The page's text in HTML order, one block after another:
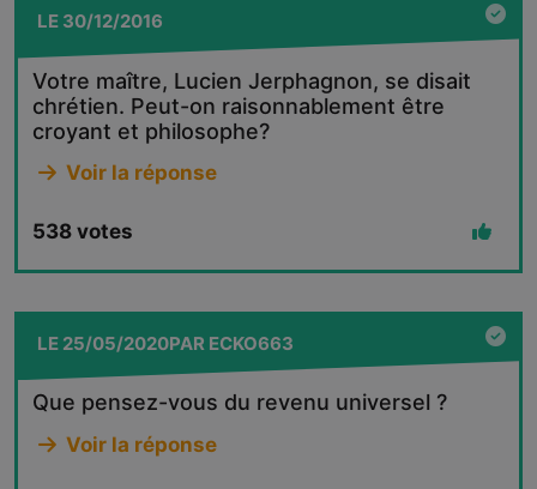
LE 30/12/2016
Votre maître, Lucien Jerphagnon, se disait
chrétien. Peut-on raisonnablement être
croyant et philosophe?
Voir la réponse
538 votes
LE 25/05/2020PAR ECKO663
Que pensez-vous du revenu universel ?
Voir la réponse